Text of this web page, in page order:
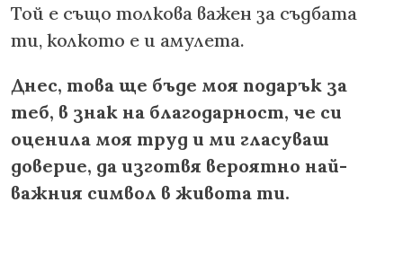
Той е също толкова важен за съдбата
ти, колкото е и амулета.
Днес, това ще бъде моя подарък за
теб, в знак на благодарност, че си
оценила моя труд и ми гласуваш
доверие, да изготвя вероятно най-
важния символ в живота ти.